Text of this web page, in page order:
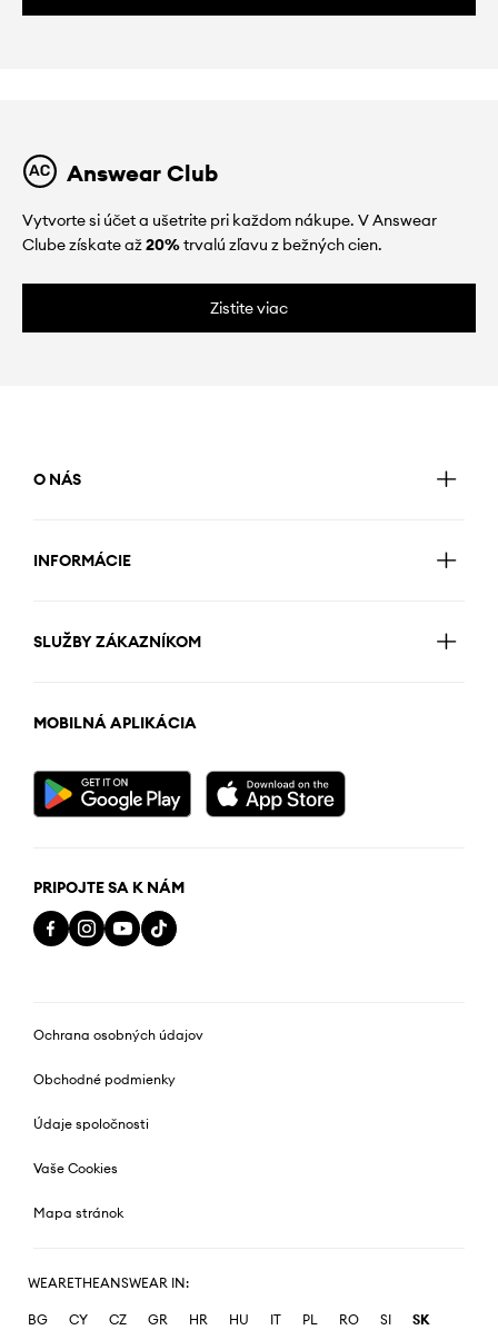
Answear Club
Vytvorte si účet a ušetrite pri každom nákupe. V Answear
Clube získate až20%trvalú zľavu z bežných cien.
Zistite viac
O NÁS
INFORMÁCIE
SLUŽBY ZÁKAZNÍKOM
MOBILNÁ APLIKÁCIA
PRIPOJTE SA K NÁM
Ochrana osobných údajov
Obchodné podmienky
Údaje spoločnosti
Vaše Cookies
Mapa stránok
WEARETHEANSWEAR IN:
BG CY CZ GR HR HU IT PL RO SI SK